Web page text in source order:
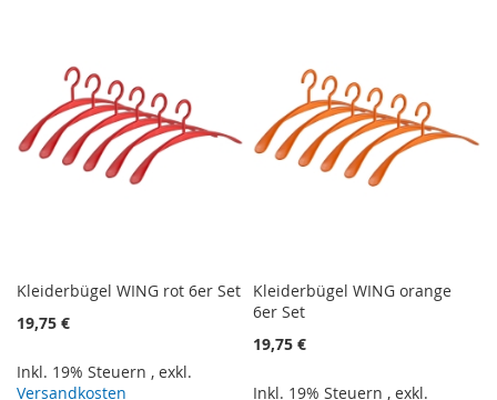
Kleiderbügel WING rot 6er Set
19,75 €
Inkl. 19% Steuern , exkl.
Versandkosten
Kleiderbügel WING orange
6er Set
19,75 €
Inkl. 19% Steuern ,exkl.